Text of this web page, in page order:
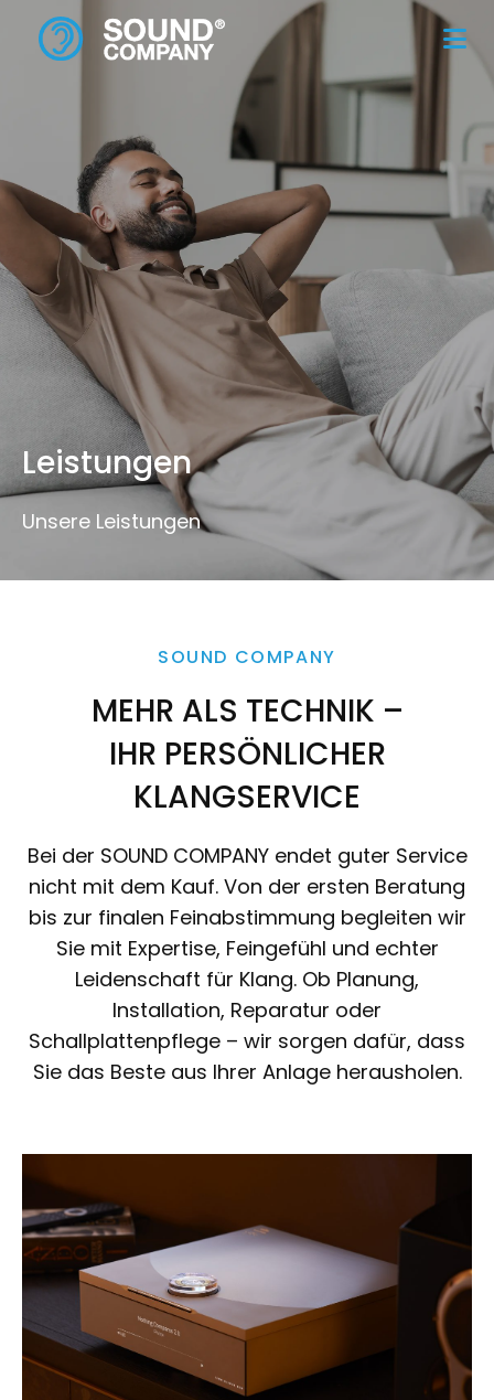
Leistungen
Unsere Leistungen
SOUND COMPANY
MEHR ALS TECHNIK –
IHR PERSÖNLICHER
KLANGSERVICE
Bei der SOUND COMPANY endet guter Service
nicht mit dem Kauf. Von der ersten Beratung
bis zur finalen Feinabstimmung begleiten wir
Sie mit Expertise, Feingefühl und echter
Leidenschaft für Klang. Ob Planung,
Installation, Reparatur oder
Schallplattenpflege – wir sorgen dafür, dass
Sie das Beste aus Ihrer Anlage herausholen.